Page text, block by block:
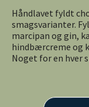
Håndlavet fyldt
smagsvarianter.
marcipan og gin,
hindbærcreme og
Noget for en hver